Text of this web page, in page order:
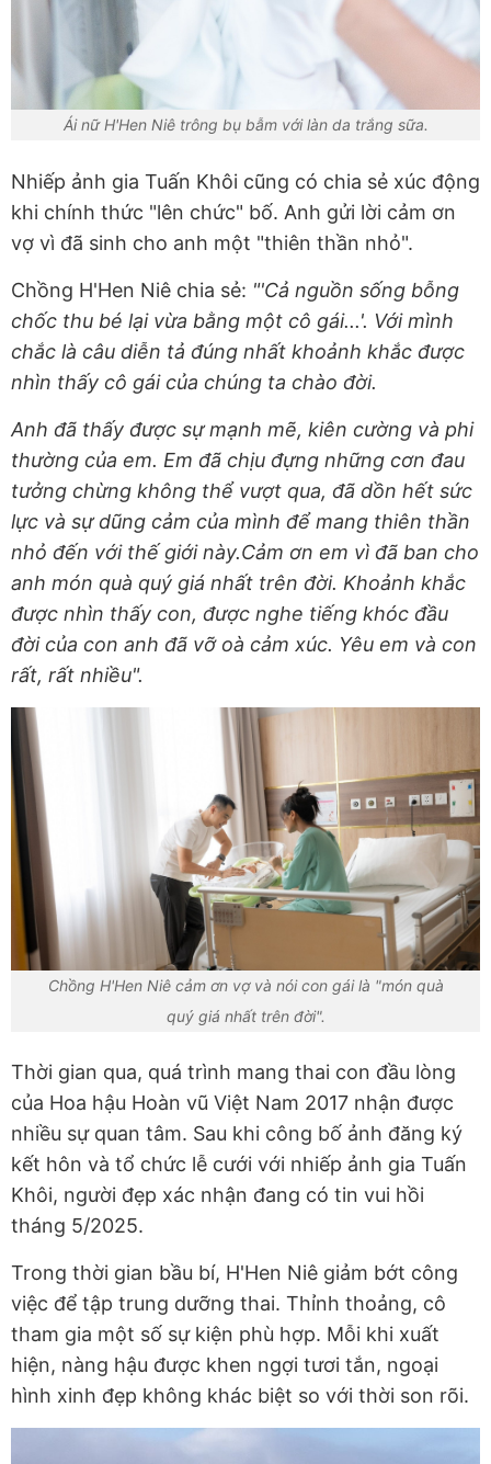
Ái nữ H'Hen Niê trông bụ bẫm với làn da trắng sữa.
Nhiếp ảnh gia Tuấn Khôi cũng có chia sẻ xúc động
khi chính thức "lên chức" bố. Anh gửi lời cảm ơn
vợ vì đã sinh cho anh một "thiên thần nhỏ".
Chồng H'Hen Niê chia sẻ: "'Cả nguồn sống bỗng
chốc thu bé lại vừa bằng một cô gái...'. Với mình
chắc là câu diễn tả đúng nhất khoảnh khắc được
nhìn thấy cô gái của chúng ta chào đời.
Anh đã thấy được sự mạnh mẽ, kiên cường và phi
thường của em. Em đã chịu đựng những cơn đau
tưởng chừng không thể vượt qua, đã dồn hết sức
lực và sự dũng cảm của mình để mang thiên thần
nhỏ đến với thế giới này.Cảm ơn em vì đã ban cho
anh món quà quý giá nhất trên đời. Khoảnh khắc
được nhìn thấy con, được nghe tiếng khóc đầu
đời của con anh đã vỡ oà cảm xúc. Yêu em và con
rất, rất nhiều".
Chồng H'Hen Niê cảm ơn vợ và nói con gái là "món quà
quý giá nhất trên đời".
Thời gian qua, quá trình mang thai con đầu lòng
của Hoa hậu Hoàn vũ Việt Nam 2017 nhận được
nhiều sự quan tâm. Sau khi công bố ảnh đăng ký
kết hôn và tổ chức lễ cưới với nhiếp ảnh gia Tuấn
Khôi, người đẹp xác nhận đang có tin vui hồi
tháng 5/2025.
Trong thời gian bầu bí, H'Hen Niê giảm bớt công
việc để tập trung dưỡng thai. Thỉnh thoảng, cô
tham gia một số sự kiện phù hợp. Mỗi khi xuất
hiện, nàng hậu được khen ngợi tươi tắn, ngoại
hình xinh đẹp không khác biệt so với thời son rõi.